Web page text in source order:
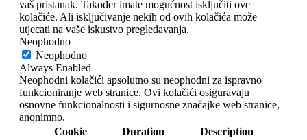
vaš pristanak. Također imate mogućnost isključiti ove
kolačiće. Ali isključivanje nekih od ovih kolačića može
utjecati na vaše iskustvo pregledavanja.
Neophodno
Neophodno
Always Enabled
Neophodni kolačići apsolutno su neophodni za ispravno
funkcioniranje web stranice. Ovi kolačići osiguravaju
osnovne funkcionalnosti i sigurnosne značajke web stranice,
anonimno.
Cookie
Duration Description